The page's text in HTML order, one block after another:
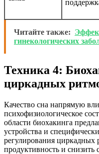
Читайте также:
гинекологических
Техника 4:
циркадных
Качество сна напрямую
психофизиологическое
области биохакинга
устройства и
регулирования циркадных
продуктивность и снизить